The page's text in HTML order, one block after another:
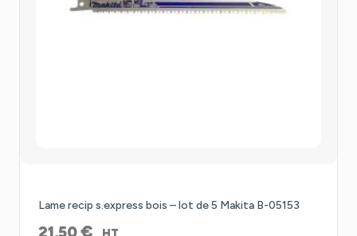
Lame recip s.express bois – lot de 5 Makita B-05153
€